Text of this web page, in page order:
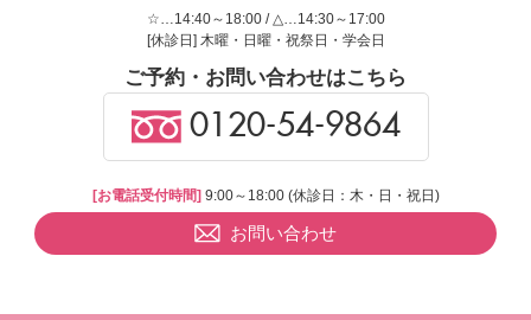
☆…14:40～18:00 / △…14:30～17:00
[休診日] 木曜・日曜・祝祭日・学会日
ご予約・お問い合わせはこちら
0120-54-9864
[お電話受付時間] 9:00～18:00 (休診日：木・日・祝日)
お問い合わせ